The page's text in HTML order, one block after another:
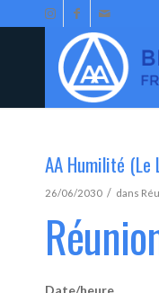
AA Humilité (Le
26/06/2030 / dans
Date/heure